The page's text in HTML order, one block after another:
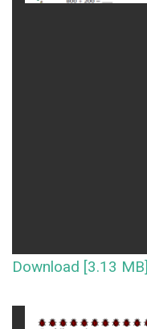
Download [3.13 MB]